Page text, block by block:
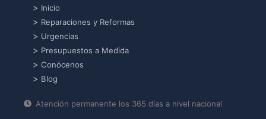
Inicio
Reparaciones y Reformas
Urgencias
Presupuestos a Medida
Conócenos
Blog
Atención permanente los 365 días a nivel nacional